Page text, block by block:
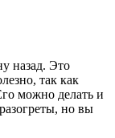
назад. Это
так как
можно делать и
но вы